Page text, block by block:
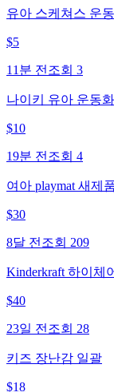
유아 스케쳐스 운
$5
11분 전 조회 3
나이키 유아 운동
$10
19분 전 조회 4
여아 playmat 새제
$30
8달 전 조회 209
Kinderkraft 하이체
$40
23일 전 조회 28
키즈 장난감 일괄
$18